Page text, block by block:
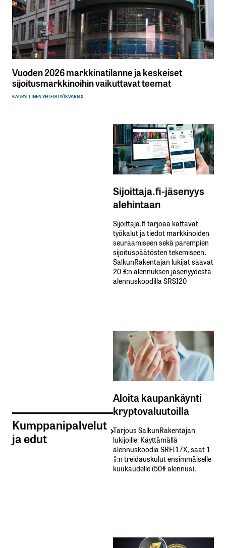
Vuoden 2026 markkinatilanne ja keskeiset
sijoitusmarkkinoihin vaikuttavat teemat
KAUPALLINEN YHTEISTYÖKVARN X
Kumppanipalvelut
ja edut
Sijoittaja.fi-jäsenyys
alehintaan
Sijoittaja.fi tarjoaa kattavat
työkalut ja tiedot markkinoiden
seuraamiseen sekä parempien
sijoituspäätösten tekemiseen.
SalkunRakentajan lukijat saavat
20 %:n alennuksen jäsenyydestä
alennuskoodilla SRSI20
Aloita kaupankäynti
kryptovaluutoilla
Tarjous SalkunRakentajan
lukijoille: Käyttämällä​ ​
alennuskoodia​ ​SRFI17X,​ ​saat​ ​1
%:n treidauskulut​ ​ensimmäiselle​ ​
kuukaudelle​ ​(50%​ ​alennus).